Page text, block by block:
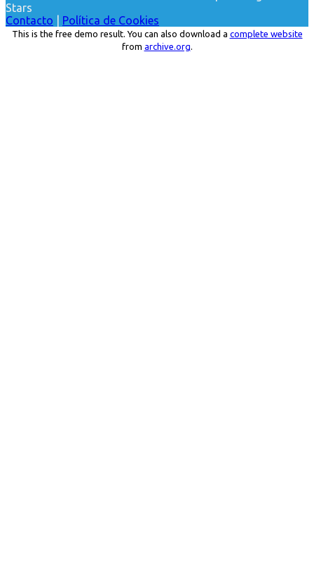
Stars
Contacto
Política de Cookies
This is the free demo result. You can also download a complete website
from archive.org.